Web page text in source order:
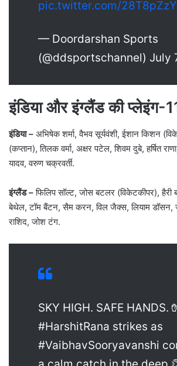
pic.twitter.com/
— Doordarshan Sports
(@ddsportschannel) July
इंडिया और इंग्लैंड की प्लेइंग-
इंडिया – अभिषेक शर्मा, वैभव सूर्यवंशी, ईशान किशन
(कप्तान), तिलक वर्मा, अक्षर पटेल, शिवम दुबे, हर्षित
यादव, वरुण चक्रवर्ती.
इंग्लैंड –फिलिप सॉल्ट, जोस बटलर (विकेटकीपर),
बेथेल, टॉम बैंटन, सैम करन, विल जैक्स, लियाम डॉसन,
राशिद, जोश टंग.
SKY HIGH. SAFE HANDS.
#HarshitRana strikes as
#VaibhavSooryavanshi